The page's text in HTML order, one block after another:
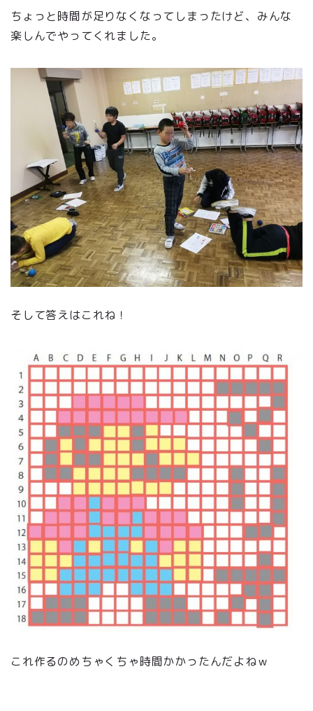
ちょっと時間が足りなくなってしまったけど、みんな
楽しんでやってくれました。
そして答えはこれね！
これ作るのめちゃくちゃ時間かかったんだよねｗ